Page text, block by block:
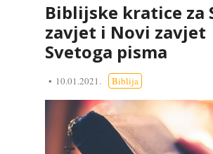
Biblijske kratice za
zavjet i Novi zavjet
Svetoga pisma
10.01.2021. Biblija